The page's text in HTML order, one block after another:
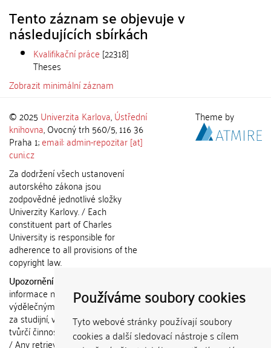
Používáme soubory cookies
Tyto webové stránky používají soubory
cookies a další sledovací nástroje s cílem
Tento záznam se objevuje v
následujících sbírkách
Kvalifikační práce [22318]
Theses
Zobrazit minimální záznam
© 2025 Univerzita Karlova,Ústřední
knihovna, Ovocný trh 560/5, 116 36
Praha 1;email: admin-repozitar [at]
cuni.cz
Za dodržení všech ustanovení
autorského zákona jsou
zodpovědné jednotlivé složky
Univerzity Karlovy. / Each
constituent part of Charles
University is responsible for
adherence to all provisions of the
copyright law.
Upozornění / Notice:
informace nemohou být použity k
výdělečným účelům nebo vydávány
za studijní, vědeckou nebo jinou
tvůrčí činnost jiné osoby než autora.
/ Any retrieved information shall not
Theme by